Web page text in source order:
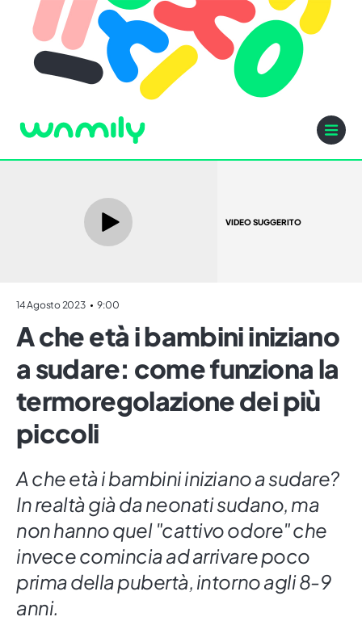
VIDEO SUGGERITO
14 Agosto 2023 9:00
A che età i bambini iniziano
a sudare: come funziona la
termoregolazione dei più
piccoli
A che età i bambini iniziano a sudare?
In realtà già da neonati sudano, ma
non hanno quel "cattivo odore" che
invece comincia ad arrivare poco
prima della pubertà, intorno agli 8-9
anni.